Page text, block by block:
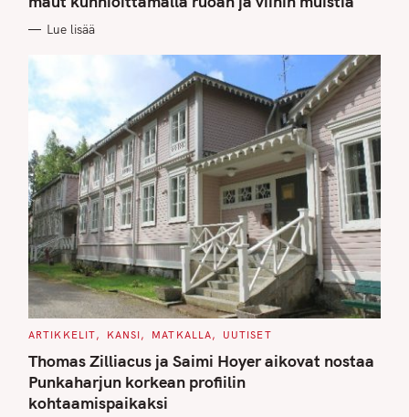
O
I
Lue lisää
C
T
E
G
O
R
I
ARTIKKELIT KANSI MATKALLA UUTISET
Thomas Zilliacus ja Saimi Hoyer aikovat nostaa
Punkaharjun korkean profiilin
kohtaamispaikaksi